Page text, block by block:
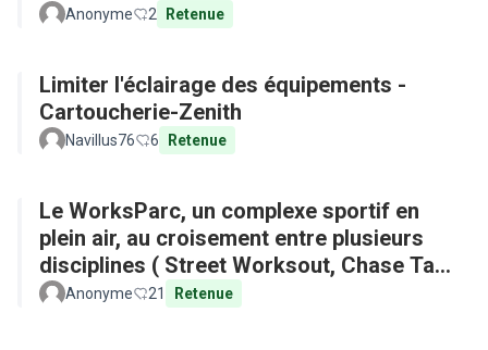
Anonyme 2 Retenue
Limiter l'éclairage des équipements -
Cartoucherie-Zenith
Navillus76 6 Retenue
Le WorksParc, un complexe sportif en
plein air, au croisement entre plusieurs
disciplines ( Street Worksout, Chase Tag,
Parkour)
Anonyme 21 Retenue